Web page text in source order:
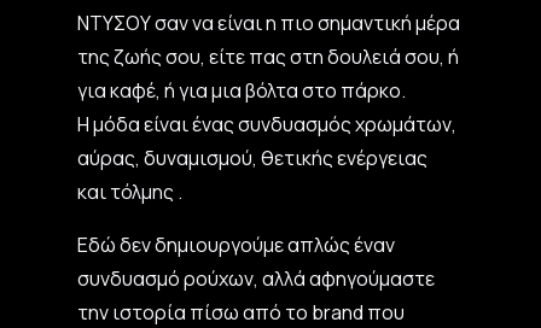
ΝΤΥΣΟΥ σαν να είναι η πιο σημαντική μέρα
της ζωής σου, είτε πας στη δουλειά σου, ή
για καφέ, ή για μια βόλτα στο πάρκο.
Η μόδα είναι ένας συνδυασμός χρωμάτων,
αύρας, δυναμισμού, θετικής ενέργειας
και τόλμης .
Εδώ δεν δημιουργούμε απλώς έναν
συνδυασμό ρούχων, αλλά αφηγούμαστε
την ιστορία πίσω από το brand που